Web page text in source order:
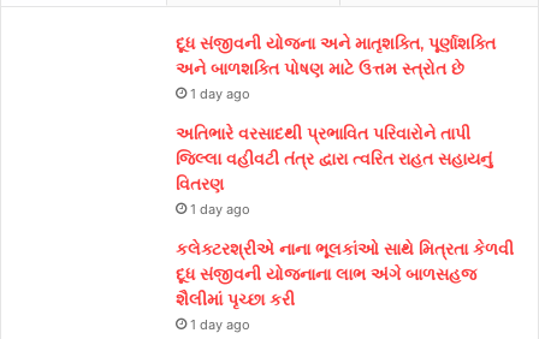
દૂધ સંજીવની યોજના અને માતૃશક્તિ, પૂર્ણાશક્તિ
અને બાળશક્તિ પોષણ માટે ઉત્તમ સ્ત્રોત છે
1 day ago
અતિભારે વરસાદથી પ્રભાવિત પરિવારોને તાપી
જિલ્લા વહીવટી તંત્ર દ્વારા ત્વરિત રાહત સહાયનું
વિતરણ
1 day ago
કલેક્ટરશ્રીએ નાના ભૂલકાંઓ સાથે મિત્રતા કેળવી
દૂધ સંજીવની યોજનાના લાભ અંગે બાળસહજ
શૈલીમાં પૃચ્છા કરી
1 day ago